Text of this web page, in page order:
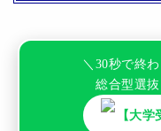
＼30秒で終
総合型選
【大